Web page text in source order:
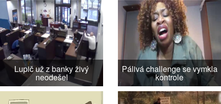
Lupič už z banky živý
neodešel
Pálivá challenge se vymkla
kontrole